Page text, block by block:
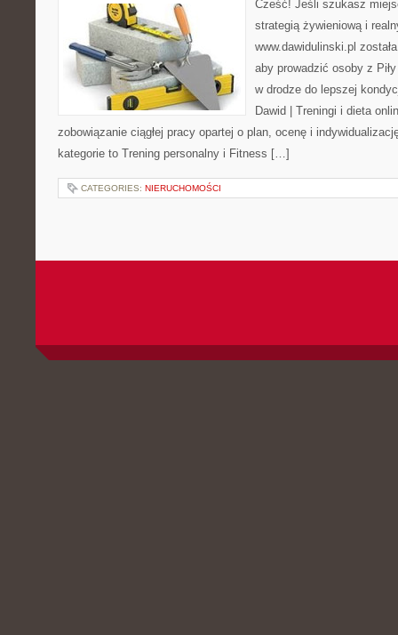
Cześć! Jeśli szukasz
strategią żywieniową i
www.dawidulinski.pl
aby prowadzić osoby z
w drodze do lepszej
Dawid | Treningi i dieta
zobowiązanie ciągłej pracy opartej o plan, ocenę i
kategorie to Trening personalny i Fitness […]
CATEGORIES: NIERUCHOMOŚCI